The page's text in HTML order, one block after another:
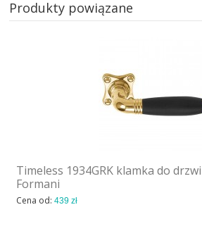
Produkty powiązane
Timeless 1934GRK klamka do
Formani
Cena od:439 zł